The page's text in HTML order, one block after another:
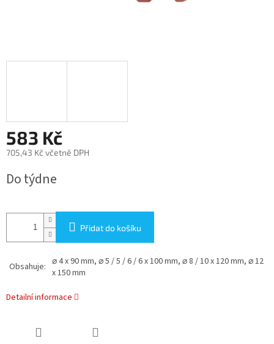
583 Kč
705,43 Kč včetně DPH
cena:
Do týdne
Přidat do košíku
Obsahuje: ⌀ 4 x 90 mm, ⌀ 5 / 5 / 6 / 6 x 100 mm, ⌀ 8 / 10 x 120 mm, ⌀ 12
x 150 mm
Detailní informace